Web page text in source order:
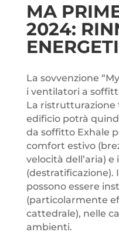
MA
2024:
La sovvenzione
i ventilatori a
La ristrutturazione
edificio potrà
da soffitto Exhale
comfort estivo
velocità dell’aria) e
(destratificazione).
possono essere
(particolarmente
cattedrale), nelle
ambienti.